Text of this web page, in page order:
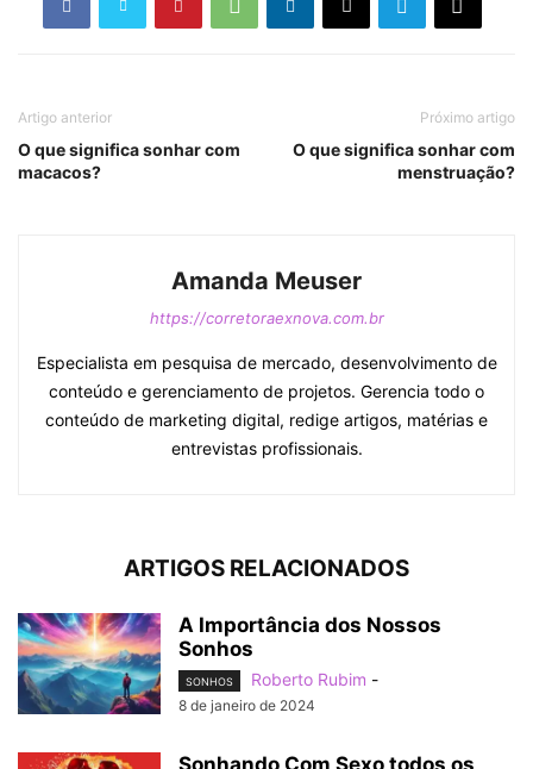
Artigo anterior
O que significa sonhar com
macacos?
Próximo artigo
O que significa sonhar com
menstruação?
Amanda Meuser
https://corretoraexnova.com.br
Especialista em pesquisa de mercado, desenvolvimento de
conteúdo e gerenciamento de projetos. Gerencia todo o
conteúdo de marketing digital, redige artigos, matérias e
entrevistas profissionais.
ARTIGOS RELACIONADOS
A Importância dos Nossos
Sonhos
SONHOS Roberto Rubim -
8 de janeiro de 2024